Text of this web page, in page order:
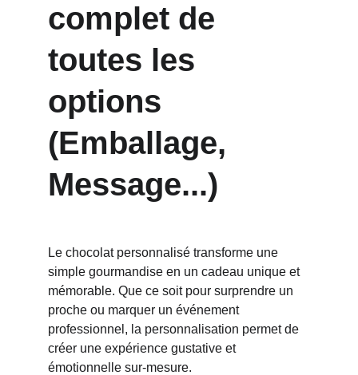
complet de
toutes les
options
(Emballage,
Message...)
Le chocolat personnalisé transforme une
simple gourmandise en un cadeau unique et
mémorable. Que ce soit pour surprendre un
proche ou marquer un événement
professionnel, la personnalisation permet de
créer une expérience gustative et
émotionnelle sur-mesure.